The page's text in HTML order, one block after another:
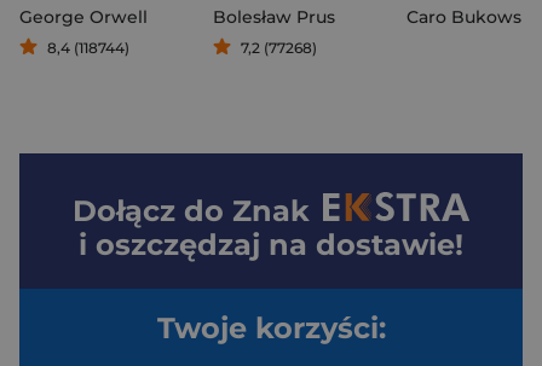
George Orwell
8,4 (118744)
Bolesław Prus
7,2 (77268)
Caro Bukowski
Dołącz do Znak
i oszczędzaj na dostawie!
Twoje korzyści: